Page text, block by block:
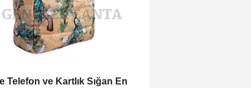
Telefon ve Kartlık Sığan En